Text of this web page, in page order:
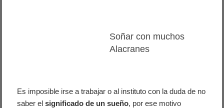
Soñar con muchos
Alacranes
Es imposible irse a trabajar o al instituto con la duda de no
saber elsignificado de un sueño, por ese motivo